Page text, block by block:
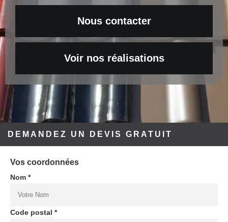
Nous contacter
Voir nos réalisations
DEMANDEZ UN DEVIS GRATUIT
Vos coordonnées
Nom *
Code postal *